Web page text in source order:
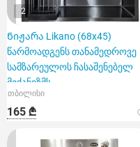
2
Ნიჟარა Likano (68x45)
წარმოადგენს თანამედროვე
სამზარეულოს ჩასაშენებელ
მექანიზმს
თბილისი
165 ₾